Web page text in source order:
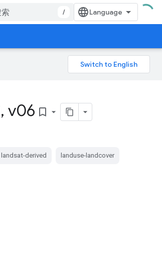
/
, v06 bookmark_border
landsat-derived landuse-landcover